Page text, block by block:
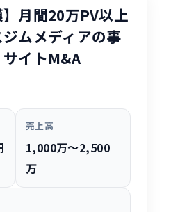
】月間20万PV以上
ムメディアの事
イトM&A
売上高
1,000万〜2,500
万